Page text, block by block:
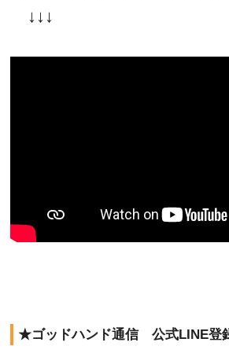
↓↓↓
★ゴッドハンド通信 公式LINE登